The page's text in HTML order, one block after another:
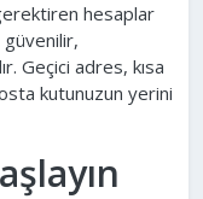
hesaplar
Geçici adres, kısa
kutunuzun yerini